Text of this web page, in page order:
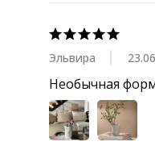
Эльвира
Необычная